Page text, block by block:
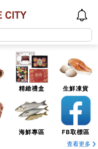
精緻禮盒 生鮮凍貨
海鮮專區 FB取標區
查看更多